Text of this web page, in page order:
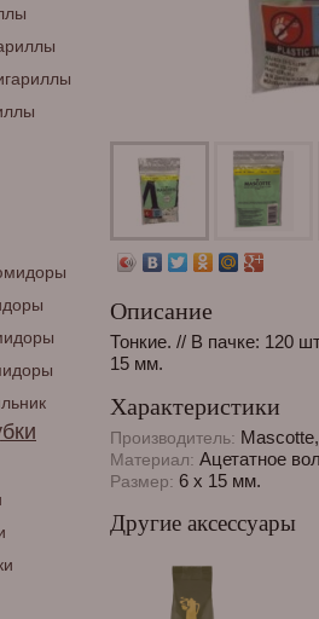
Описание
Тонкие. // В пачке: 120
15 мм.
Характеристики
Производитель:
Материал: Ацетатное
Размер: 6 x 15 мм.
Другие аксессуары